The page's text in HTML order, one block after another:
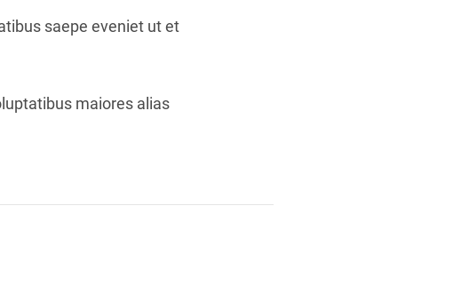
saepe eveniet ut et
maiores alias